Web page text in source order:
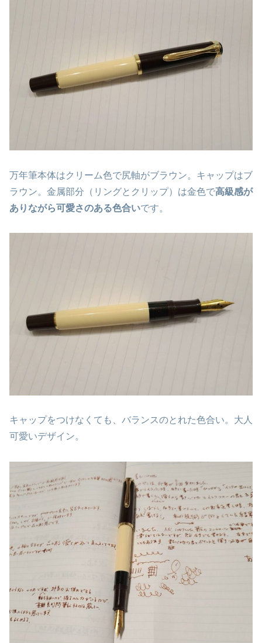
万年筆本体はクリーム色で尻軸がブラウン。キャップはブ
ラウン。金属部分（リングとクリップ）は金色で高級感が
ありながら可愛さのある色合いです。
キャップをつけなくても、バランスのとれた色合い。大人
可愛いデザイン。